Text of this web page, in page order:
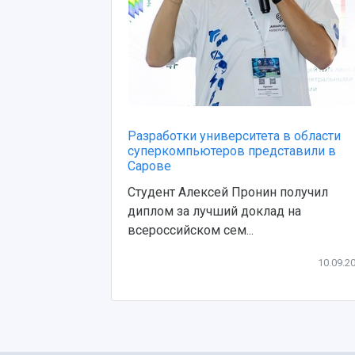
Разработки университета в области
суперкомпьютеров представили в
Сарове
Студент Алексей Пронин получил
диплом за лучший доклад на
всероссийском сем...